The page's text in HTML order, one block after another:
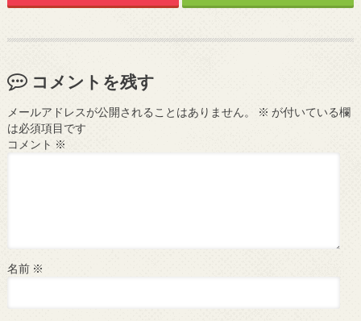
コメントを残す
メールアドレスが公開されることはありません。 ※ が付いている欄
は必須項目です
コメント ※
名前 ※